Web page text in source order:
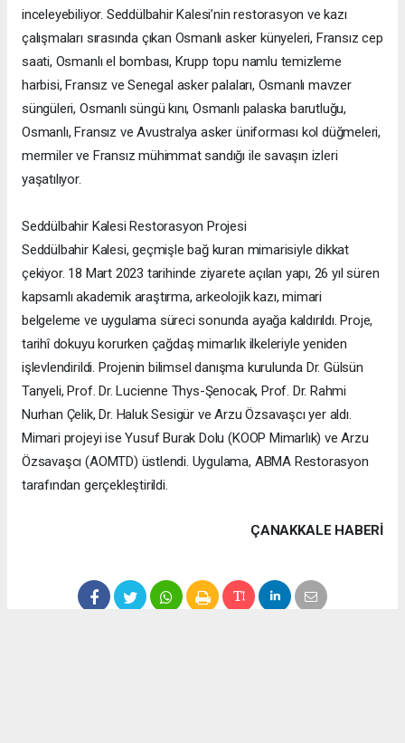
inceleyebiliyor. Seddülbahir Kalesi’nin restorasyon ve kazı
çalışmaları sırasında çıkan Osmanlı asker künyeleri, Fransız cep
saati, Osmanlı el bombası, Krupp topu namlu temizleme
harbisi, Fransız ve Senegal asker palaları, Osmanlı mavzer
süngüleri, Osmanlı süngü kını, Osmanlı palaska barutluğu,
Osmanlı, Fransız ve Avustralya asker üniforması kol düğmeleri,
mermiler ve Fransız mühimmat sandığı ile savaşın izleri
yaşatılıyor.
Seddülbahir Kalesi Restorasyon Projesi
Seddülbahir Kalesi, geçmişle bağ kuran mimarisiyle dikkat
çekiyor. 18 Mart 2023 tarihinde ziyarete açılan yapı, 26 yıl süren
kapsamlı akademik araştırma, arkeolojik kazı, mimari
belgeleme ve uygulama süreci sonunda ayağa kaldırıldı. Proje,
tarihî dokuyu korurken çağdaş mimarlık ilkeleriyle yeniden
işlevlendirildi. Projenin bilimsel danışma kurulunda Dr. Gülsün
Tanyeli, Prof. Dr. Lucienne Thys-Şenocak, Prof. Dr. Rahmi
Nurhan Çelik, Dr. Haluk Sesigür ve Arzu Özsavaşcı yer aldı.
Mimari projeyi ise Yusuf Burak Dolu (KOOP Mimarlık) ve Arzu
Özsavaşcı (AOMTD) üstlendi. Uygulama, ABMA Restorasyon
tarafından gerçekleştirildi.
ÇANAKKALE HABERİ